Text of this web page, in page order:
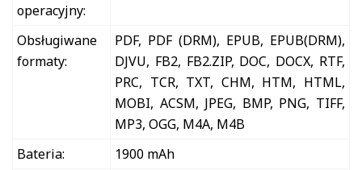
operacyjny:
Obsługiwane
formaty:
PDF, PDF (DRM), EPUB, EPUB(DRM),
DJVU, FB2, FB2.ZIP, DOC, DOCX, RTF,
PRC, TCR, TXT, CHM, HTM, HTML,
MOBI, ACSM, JPEG, BMP, PNG, TIFF,
MP3, OGG, M4A, M4B
Bateria:
1900 mAh